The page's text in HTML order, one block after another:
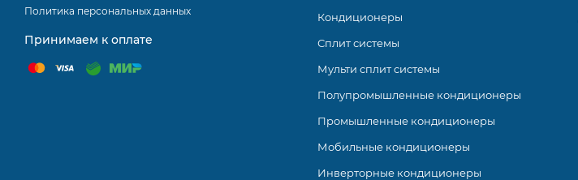
Политика персональных данных
Принимаем к оплате
Кондиционеры
Сплит системы
Мульти сплит системы
Полупромышленные кондиционеры
Промышленные кондиционеры
Мобильные кондиционеры
Инверторные кондиционеры